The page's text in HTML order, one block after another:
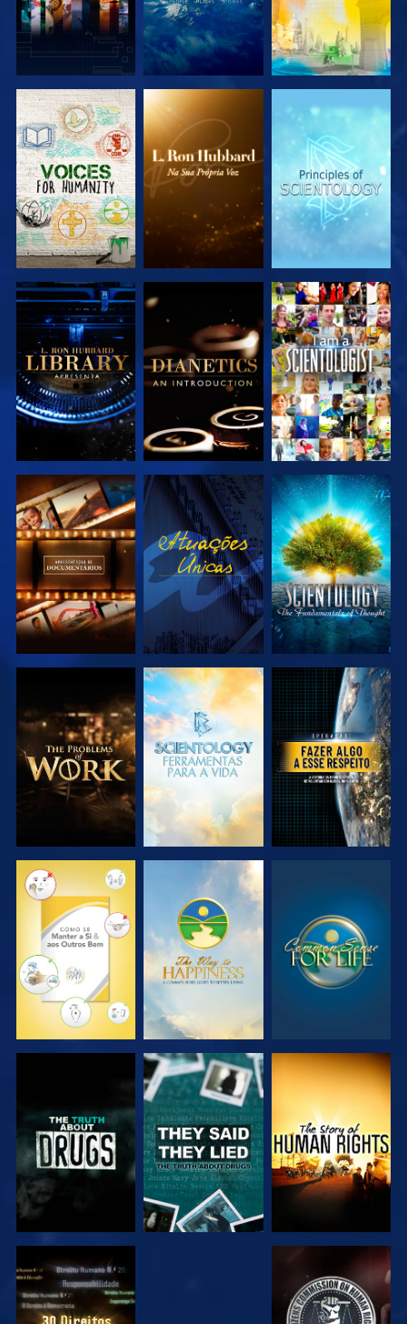
EXPLORAR A
SÉRIE
EXPLORAR A
SÉRIE
EXPLORAR A
SÉRIE
EXPLORAR A
SÉRIE
EXPLORAR A
SÉRIE
VER
EXPLORAR A
SÉRIE
VER
EXPLORAR A
SÉRIE
EXPLORAR A
SÉRIE
EXPLORAR A
SÉRIE
VER
VER VER VER
VER VER
VER VER